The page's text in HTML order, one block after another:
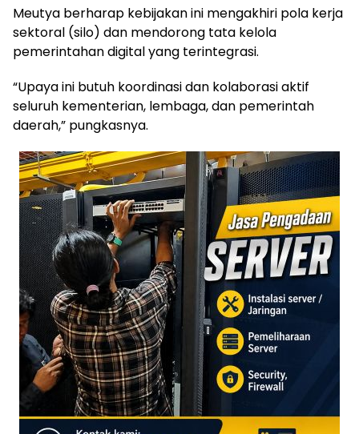
Meutya berharap kebijakan ini mengakhiri pola kerja
sektoral (silo) dan mendorong tata kelola
pemerintahan digital yang terintegrasi.
“Upaya ini butuh koordinasi dan kolaborasi aktif
seluruh kementerian, lembaga, dan pemerintah
daerah,” pungkasnya.